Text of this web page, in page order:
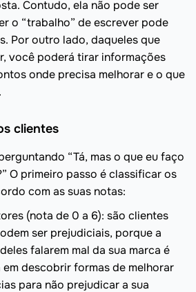
Contudo, ela não pode ser
o “trabalho” de escrever pode
Por outro lado, daqueles que
você poderá tirar informações
onde precisa melhorar e o que
clientes
“Tá, mas o que eu faço
O primeiro passo é classificar os
com as suas notas:
(nota de 0 a 6): são clientes
ser prejudiciais, porque a
falarem mal da sua marca é
descobrir formas de melhorar
para não prejudicar a sua